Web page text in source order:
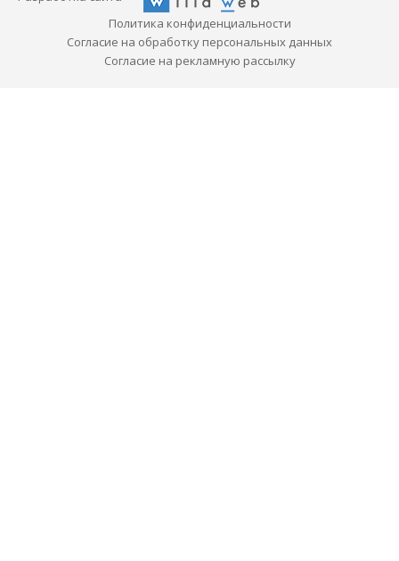
Политика конфиденциальности
Согласие на обработку персональных данных
Согласие на рекламную рассылку